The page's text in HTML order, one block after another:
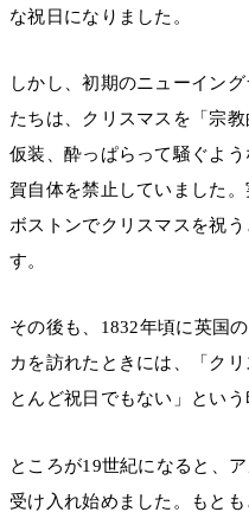
な祝日になりました。
しかし、初期のニューイン
たちは、クリスマスを「宗
仮装、酔っぱらって騒ぐよ
賀自体を禁止していました。
ボストンでクリスマスを祝
す。
その後も、1832年頃に英国
カを訪れたときには、「ク
とんど祝日でもない」という
ところが19世紀になると、
受け入れ始めました。もと